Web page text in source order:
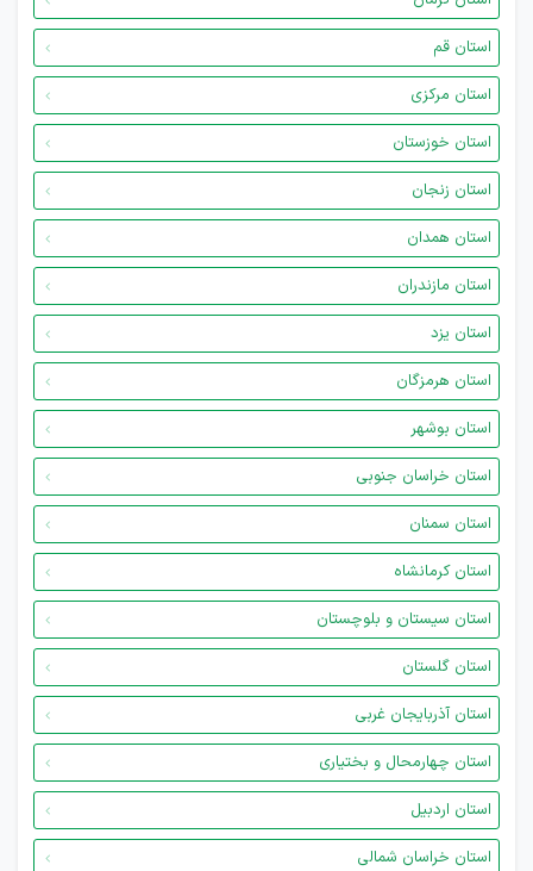
استان قم
استان مرکزی
استان خوزستان
استان زنجان
استان همدان
استان مازندران
استان یزد
استان هرمزگان
استان بوشهر
استان خراسان جنوبی
استان سمنان
استان کرمانشاه
استان سیستان و بلوچستان
استان گلستان
استان آذربایجان غربی
استان چهارمحال و بختیاری
استان اردبیل
استان خراسان شمالی